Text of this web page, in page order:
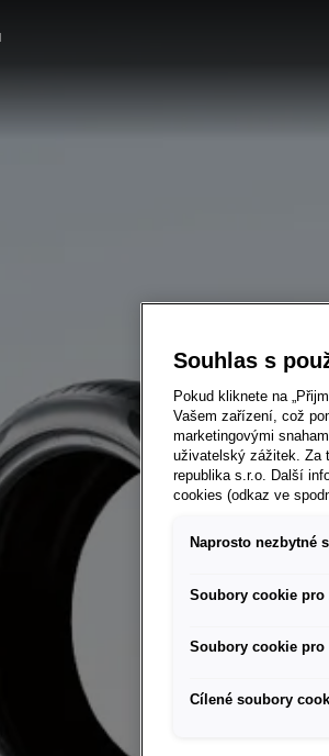
Souhlas s
Pokud kliknete na
Vašem zařízení, což
marketingovými
uživatelský zážitek. Za
republika s.r.o. Další
cookies (odkaz ve
Naprosto nezbytné
Soubory cookie pro
Soubory cookie
Cílené soubory